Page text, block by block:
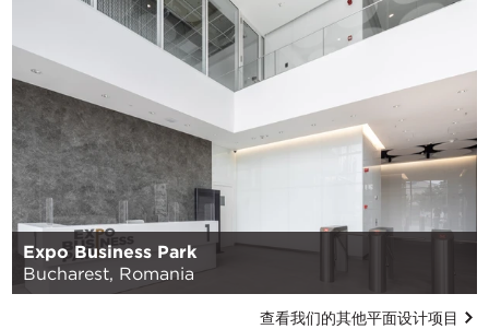
Expo Business Park
Bucharest, Romania
查看我们的其他平面设计项目